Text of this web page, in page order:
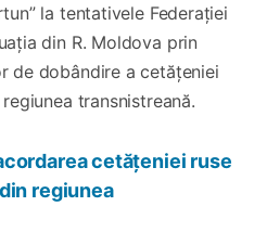
la tentativele Federației
din R. Moldova prin
de dobândire a cetățeniei
transnistreană.
cetățeniei ruse
regiunea